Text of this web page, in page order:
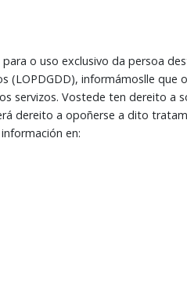
o uso exclusivo da persoa
sendo tratados baixo a
servizos. Vostede ten dereito a
dereito a opoñerse a dito
en: